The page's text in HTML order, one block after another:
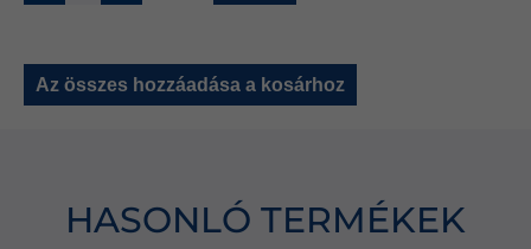
Az összes hozzáadása a kosárhoz
HASONLÓ TERMÉKEK